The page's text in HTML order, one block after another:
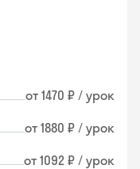
от 1470 ₽ / урок
от 1880 ₽ / урок
от 1092 ₽ / урок